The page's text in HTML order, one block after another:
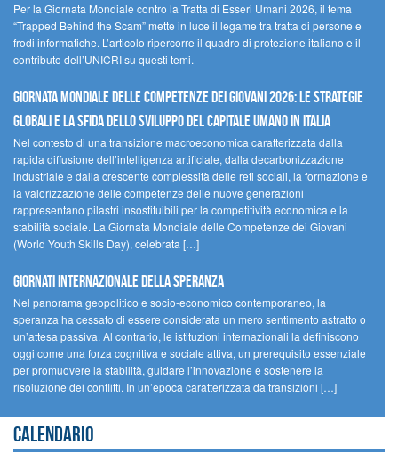
Per la Giornata Mondiale contro la Tratta di Esseri Umani 2026, il tema
“Trapped Behind the Scam” mette in luce il legame tra tratta di persone e
frodi informatiche. L’articolo ripercorre il quadro di protezione italiano e il
contributo dell’UNICRI su questi temi.
GIORNATA MONDIALE DELLE COMPETENZE DEI GIOVANI 2026: LE STRATEGIE
GLOBALI E LA SFIDA DELLO SVILUPPO DEL CAPITALE UMANO IN ITALIA
Nel contesto di una transizione macroeconomica caratterizzata dalla
rapida diffusione dell’intelligenza artificiale, dalla decarbonizzazione
industriale e dalla crescente complessità delle reti sociali, la formazione e
la valorizzazione delle competenze delle nuove generazioni
rappresentano pilastri insostituibili per la competitività economica e la
stabilità sociale. La Giornata Mondiale delle Competenze dei Giovani
(World Youth Skills Day), celebrata […]
GIORNATI INTERNAZIONALE DELLA SPERANZA
Nel panorama geopolitico e socio-economico contemporaneo, la
speranza ha cessato di essere considerata un mero sentimento astratto o
un’attesa passiva. Al contrario, le istituzioni internazionali la definiscono
oggi come una forza cognitiva e sociale attiva, un prerequisito essenziale
per promuovere la stabilità, guidare l’innovazione e sostenere la
risoluzione dei conflitti. In un’epoca caratterizzata da transizioni […]
Calendario